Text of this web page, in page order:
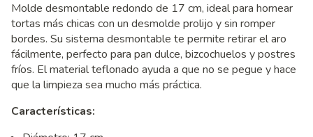
Molde desmontable redondo de 17 cm, ideal para hornear
tortas más chicas con un desmolde prolijo y sin romper
bordes. Su sistema desmontable te permite retirar el aro
fácilmente, perfecto para pan dulce, bizcochuelos y postres
fríos. El material teflonado ayuda a que no se pegue y hace
que la limpieza sea mucho más práctica.
Características: